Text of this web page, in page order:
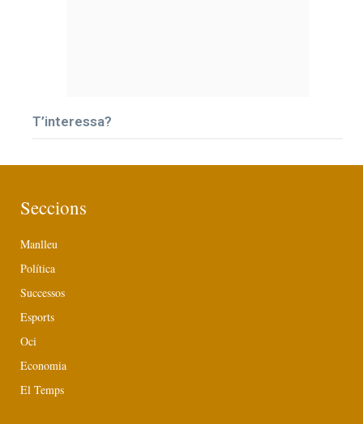
T’interessa?
Seccions
Manlleu
Política
Successos
Esports
Oci
Economia
El Temps